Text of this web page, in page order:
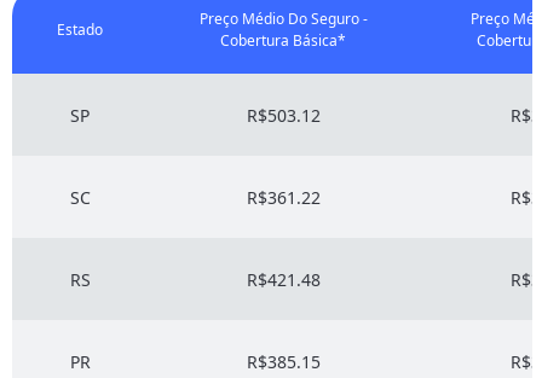
Estado
Preço Médio Do Seguro -
Cobertura Básica*
Preço
SP R$503.12
SC R$361.22
RS R$421.48
PR R$385.15